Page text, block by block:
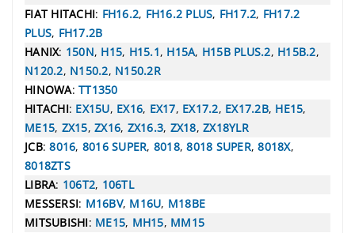
FIAT HITACHI: FH16.2, FH16.2 PLUS, FH17.2, FH17.2
PLUS, FH17.2B
HANIX: 150N, H15, H15.1, H15A, H15B PLUS.2, H15B.2,
N120.2, N150.2, N150.2R
HINOWA: TT1350
HITACHI: EX15U, EX16, EX17, EX17.2, EX17.2B, HE15,
ME15, ZX15, ZX16, ZX16.3, ZX18, ZX18YLR
JCB:8016, 8016 SUPER, 8018,8018 SUPER,8018X,
8018ZTS
LIBRA: 106T2, 106TL
MESSERSI: M16BV, M16U, M18BE
MITSUBISHI: ME15, MH15, MM15